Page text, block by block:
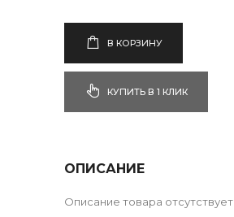
В КОРЗИНУ
КУПИТЬ В 1 КЛИК
ОПИСАНИЕ
Описание товара отсутствует